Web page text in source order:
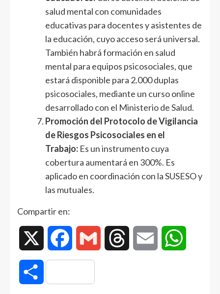
salud mental con comunidades
educativas para docentes y asistentes de
la educación, cuyo acceso será universal.
También habrá formación en salud
mental para equipos psicosociales, que
estará disponible para 2.000 duplas
psicosociales, mediante un curso online
desarrollado con el Ministerio de Salud.
Promoción del Protocolo de Vigilancia
de Riesgos Psicosociales en el
Trabajo: Es un instrumento cuya
cobertura aumentará en 300%. Es
aplicado en coordinación con la SUSESO y
las mutuales.
Compartir en:
Facebook Gmail Threads Email
Compartir